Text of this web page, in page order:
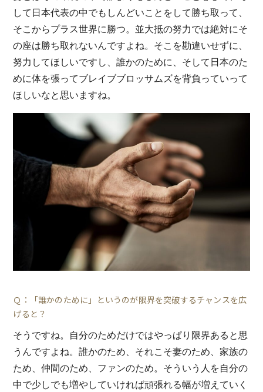
して日本代表の中でもしんどいことをして勝ち取って、
そこからプラス世界に勝つ。並大抵の努力では絶対にそ
の座は勝ち取れないんですよね。そこを勘違いせずに、
努力してほしいですし、誰かのために、そして日本のた
めに体を張ってブレイブブロッサムズを背負っていって
ほしいなと思いますね。
Ｑ：「誰かのために」というのが限界を突破するチャンスを広
げると？
そうですね。自分のためだけではやっぱり限界あると思
うんですよね。誰かのため、それこそ妻のため、家族の
ため、仲間のため、ファンのため。そういう人を自分の
中で少しでも増やしていければ頑張れる幅が増えていく